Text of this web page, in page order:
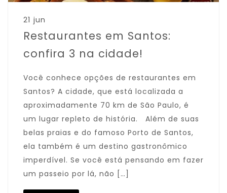
21 jun
Restaurantes em Santos:
confira 3 na cidade!
Você conhece opções de restaurantes em
Santos? A cidade, que está localizada a
aproximadamente 70 km de São Paulo, é
um lugar repleto de história. Além de suas
belas praias e do famoso Porto de Santos,
ela também é um destino gastronômico
imperdível. Se você está pensando em fazer
um passeio por lá, não […]